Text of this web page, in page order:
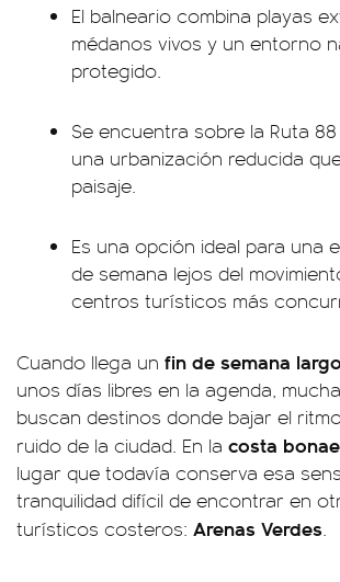
El balneario combina playas
médanos vivos y un entorno
protegido.
Se encuentra sobre la Ruta
una urbanización reducida
paisaje.
Es una opción ideal para una
de semana lejos del
centros turísticos más
Cuando llega un fin de semana largo
unos días libres en la agenda,
buscan destinos donde bajar el
ruido de la ciudad. En la costa
lugar que todavía conserva esa
tranquilidad difícil de encontrar en
turísticos costeros: Arenas Verdes.